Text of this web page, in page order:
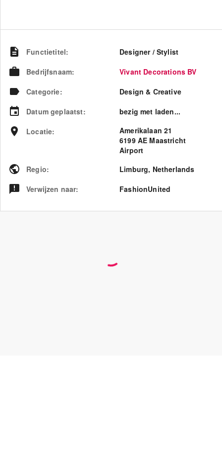
Functietitel:
Designer / Stylist
Bedrijfsnaam:
Vivant Decorations BV
Categorie:
Design & Creative
Datum geplaatst:
bezig met laden...
Locatie:
Amerikalaan 21
6199 AE Maastricht
Airport
Regio: Limburg, Netherlands
Verwijzen naar: FashionUnited